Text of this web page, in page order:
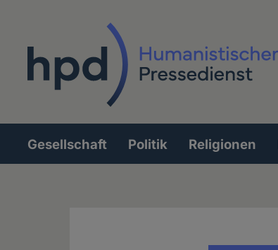
Hauptnavigation
Gesellschaft Politik Religionen